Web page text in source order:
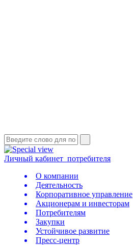
Личный кабинет потребителя
О компании
Деятельность
Корпоративное управление
Акционерам и инвесторам
Потребителям
Закупки
Устойчивое развитие
Пресс-центр